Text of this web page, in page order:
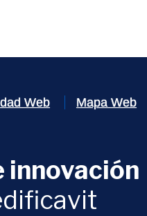
Web Mapa Web
innovación